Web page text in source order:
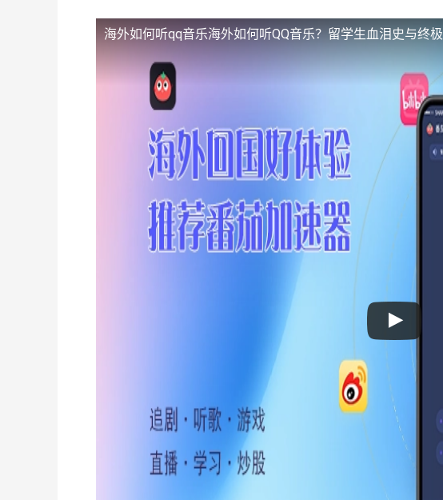
海外如何听qq音乐海外如何听QQ音乐？留学生血泪史与终